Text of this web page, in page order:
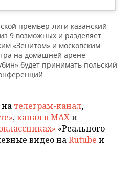
премьер-лиги казанский
9 возможных и разделяет
«Зенитом» и московским
на домашней арене
будет принимать польский
телеграм-канал,
,канал в MAXи
«Реального
видео наRutube и